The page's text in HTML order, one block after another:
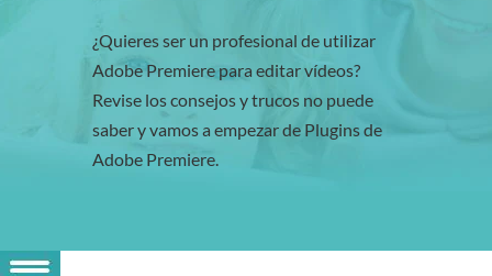
¿Quieres ser un profesional de utilizar
Adobe Premiere para editar vídeos?
Revise los consejos y trucos no puede
saber y vamos a empezar de Plugins de
Adobe Premiere.